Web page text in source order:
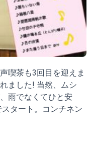
喫茶も3回目を迎えま
ました! 当然、ムシ
雨でなくてひと安
タート。コンチネン